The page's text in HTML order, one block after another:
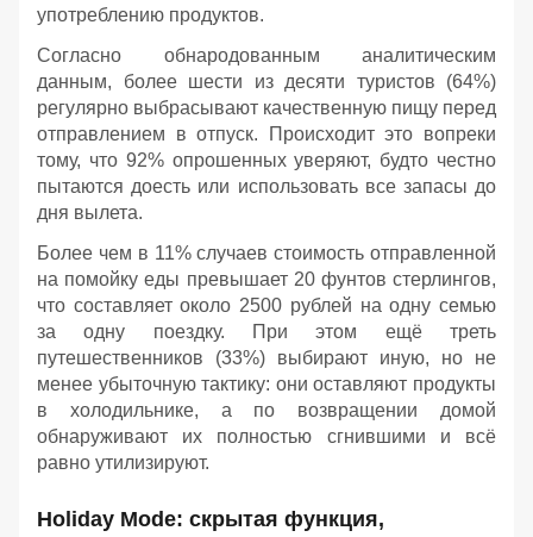
употреблению продуктов.
Согласно обнародованным аналитическим
данным, более шести из десяти туристов (64%)
регулярно выбрасывают качественную пищу перед
отправлением в отпуск. Происходит это вопреки
тому, что 92% опрошенных уверяют, будто честно
пытаются доесть или использовать все запасы до
дня вылета.
Более чем в 11% случаев стоимость отправленной
на помойку еды превышает 20 фунтов стерлингов,
что составляет около 2500 рублей на одну семью
за одну поездку. При этом ещё треть
путешественников (33%) выбирают иную, но не
менее убыточную тактику: они оставляют продукты
в холодильнике, а по возвращении домой
обнаруживают их полностью сгнившими и всё
равно утилизируют.
Holiday Mode: скрытая функция,